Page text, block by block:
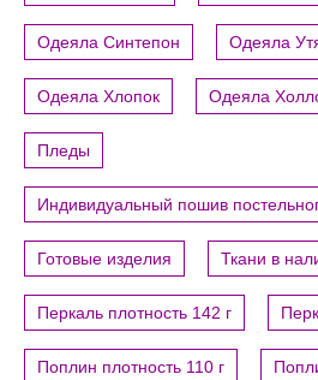
Одеяла Синтепон Одеяла
Одеяла Хлопок Одеяла
Пледы
Индивидуальный пошив
Готовые изделия Ткани в
Перкаль плотность 142 г
Поплин плотность 110 г